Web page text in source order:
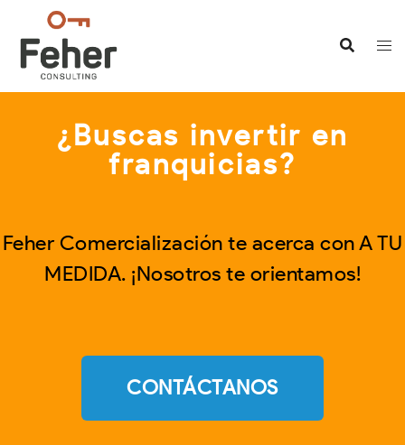
¿Buscas invertir en
franquicias?
Feher Comercialización te acerca con A TU
MEDIDA. ¡Nosotros te orientamos!
CONTÁCTANOS